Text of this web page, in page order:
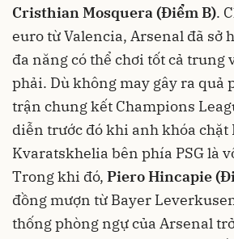
Cristhian Mosquera (Điểm B).
euro từ Valencia, Arsenal đã sở
đa năng có thể chơi tốt cả trung
phải. Dù không may gây ra quả
trận chung kết Champions
diễn trước đó khi anh khóa chặt
Kvaratskhelia bên phía PSG là
Trong khi đó, Piero Hincapie
đồng mượn từ Bayer
thống phòng ngự của Arsenal